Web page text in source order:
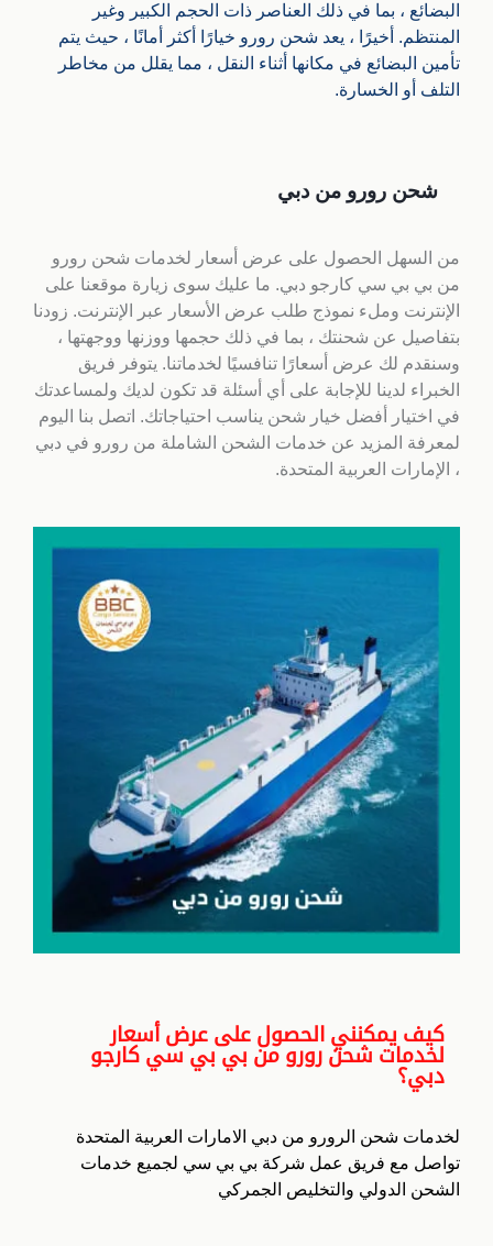
البضائع ، بما في ذلك العناصر ذات الحجم الكبير وغير
المنتظم. أخيرًا ، يعد شحن رورو خيارًا أكثر أمانًا ، حيث يتم
تأمين البضائع في مكانها أثناء النقل ، مما يقلل من مخاطر
التلف أو الخسارة.
شحن رورو من دبي
من السهل الحصول على عرض أسعار لخدمات شحن رورو
من بي بي سي كارجو دبي. ما عليك سوى زيارة موقعنا على
الإنترنت وملء نموذج طلب عرض الأسعار عبر الإنترنت. زودنا
بتفاصيل عن شحنتك ، بما في ذلك حجمها ووزنها ووجهتها ،
وسنقدم لك عرض أسعارًا تنافسيًا لخدماتنا. يتوفر فريق
الخبراء لدينا للإجابة على أي أسئلة قد تكون لديك ولمساعدتك
في اختيار أفضل خيار شحن يناسب احتياجاتك. اتصل بنا اليوم
لمعرفة المزيد عن خدمات الشحن الشاملة من رورو في دبي
، الإمارات العربية المتحدة.
كيف يمكنني الحصول على عرض أسعار
لخدمات شحن رورو من بي بي سي كارجو
دبي؟
لخدمات شحن الرورو من دبي الامارات العربية المتحدة
تواصل مع فريق عمل شركة بي بي سي لجميع خدمات
الشحن الدولي والتخليص الجمركي